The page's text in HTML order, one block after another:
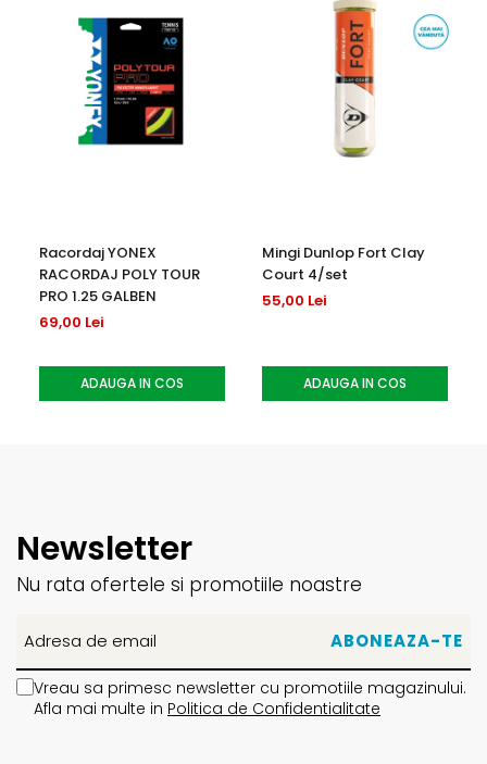
- FARA LATEX - pentru piele sensibila
- Contine instructiuni de baza pentru aplicare
- Benzile sunt pretaiate pentru a fi usor de aplicat
Racordaj YONEX
RACORDAJ POLY TOUR
PRO 1.25 GALBEN
69,00 Lei
ADAUGA IN COS
Mingi Dunlop Fort Clay
Court 4/set
55,00 Lei
ADAUGA IN COS
Newsletter
Nu rata ofertele si promotiile noastre
Vreau sa primesc newsletter cu promotiile magazinului.
Afla mai multe in Politica de Confidentialitate